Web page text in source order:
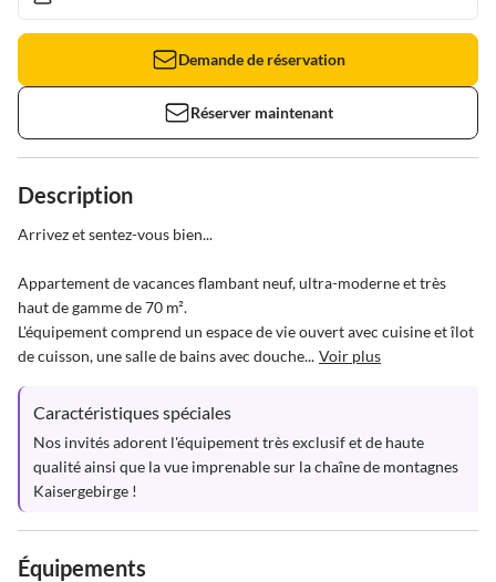
Demande de réservation
Réserver maintenant
Description
Arrivez et sentez-vous bien...
Appartement de vacances flambant neuf, ultra-moderne et très
haut de gamme de 70 m².
L'équipement comprend un espace de vie ouvert avec cuisine et îlot
de cuisson, une salle de bains avec douche... Voir plus
Caractéristiques spéciales
Nos invités adorent l'équipement très exclusif et de haute
qualité ainsi que la vue imprenable sur la chaîne de montagnes
Kaisergebirge !
Équipements